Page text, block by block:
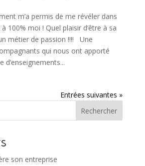
m’a permis de me révéler dans
100% moi ! Quel plaisir d’être à sa
métier de passion !!!! Une
qui nous ont apporté
d’enseignements...
Entrées suivantes »
Rechercher
son entreprise